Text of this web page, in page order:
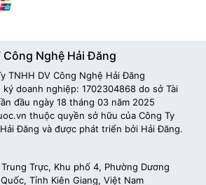
Công Nghệ Hải Đăng
TNHH DV Công Nghệ Hải Đăng
doanh nghiệp: 1702304868 do sở Tài
đầu ngày 18 tháng 03 năm 2025
thuộc quyền sở hữu của Công Ty
Đăng và được phát triển bởi Hải Đăng.
Trực, Khu phố 4, Phường Dương
Tỉnh Kiên Giang, Việt Nam